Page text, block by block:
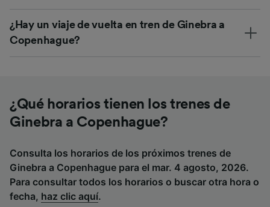
¿Hay un viaje de vuelta en tren de Ginebra a
Copenhague?
¿Qué horarios tienen los trenes de
Ginebra a Copenhague?
Consulta los horarios de los próximos trenes de
Ginebra a Copenhague para el mar. 4 agosto, 2026.
Para consultar todos los horarios o buscar otra hora o
fecha, haz clic aquí.